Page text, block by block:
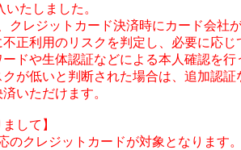
たしました。
クレジットカード決済時にカード会社
正利用のリスクを判定し、必要に応じ
ドや生体認証などによる本人確認を行
が低いと判断された場合は、追加認証
いただけます。
して】
のクレジットカードが対象となります